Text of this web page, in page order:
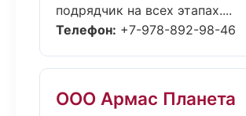
подрядчик на всех этапах....
Телефон: +7-978-892-98-46
ООО Армас Планета